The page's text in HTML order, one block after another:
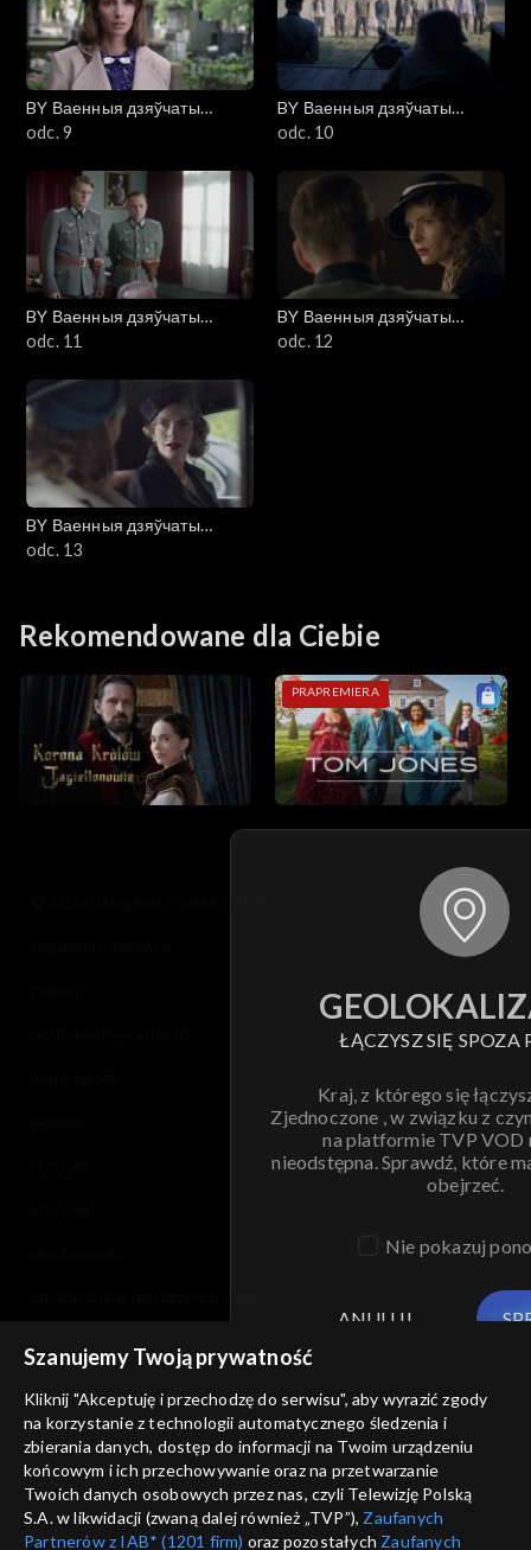
BY Ваенныя дзяўчаты
(Wojenne dziewczyny)
odc. 9
BY Ваенныя дзяўчаты
(Wojenne dziewczyny)
odc. 10
BY Ваенныя дзяўчаты
(Wojenne dziewczyny)
odc. 11
BY Ваенныя дзяўчаты
(Wojenne dziewczyny)
odc. 12
BY Ваенныя дзяўчаты
(Wojenne dziewczyny)
odc. 13
Rekomendowane dla Ciebie
PRAPREMIERA
ŁĄCZYSZ SIĘ SPOZA
Kraj, z którego się
Zjednoczone , w związku z
na platformie TVP VOD
nieodstępna. Sprawdź, które
obejrzeć.
Nie pokazuj
ANULUJ
Szanujemy Twoją prywatność
Kliknij "Akceptuję i przechodzę do serwisu", aby wyrazić zgody
na korzystanie z technologii automatycznego śledzenia i
zbierania danych, dostęp do informacji na Twoim urządzeniu
końcowym i ich przechowywanie oraz na przetwarzanie
Twoich danych osobowych przez nas, czyli Telewizję Polską
S.A. w likwidacji (zwaną dalej również „TVP”), Zaufanych
Partnerów z IAB* (1201 firm) oraz pozostałych Zaufanych